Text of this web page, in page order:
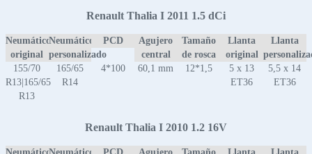
Renault Thalia I 2011 1.5 dCi
Neumático
original
Neumático
personalizado
PCD
Agujero
central
Tamaño
de rosca
Llanta
original
Llanta
155/70
R13|165/65
R13
165/65
R14
4*100 60,1 mm 12*1,5
5 x 13
ET36
5,5 x 14
ET36
Renault Thalia I 2010 1.2 16V